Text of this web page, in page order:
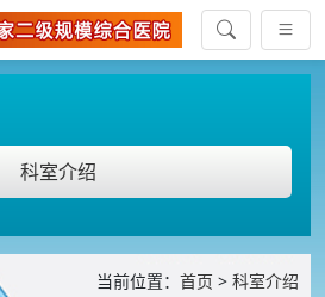
科室介绍
当前位置： 首页 > 科室介绍